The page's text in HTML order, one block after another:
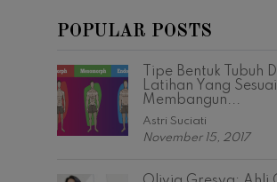
POPULAR POSTS
Tipe Bentuk Tubuh
Latihan Yang
Membangun...
Astri Suciati
November 15, 2017